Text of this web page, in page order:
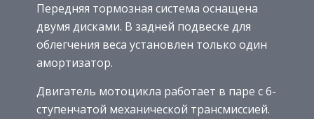
Передняя тормозная система оснащена
двумя дисками. В задней подвеске для
облегчения веса установлен только один
амортизатор.
Двигатель мотоцикла работает в паре с 6-
ступенчатой механической трансмиссией.